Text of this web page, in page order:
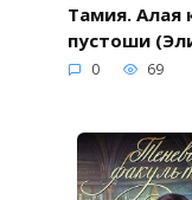
Тамия. Алая
пустоши
0 69